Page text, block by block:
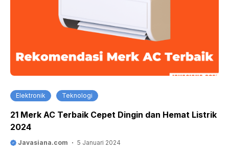
Elektronik Teknologi
21 Merk AC Terbaik Cepet Dingin dan Hemat Listrik
2024
Javasiana.com 5 Januari 2024